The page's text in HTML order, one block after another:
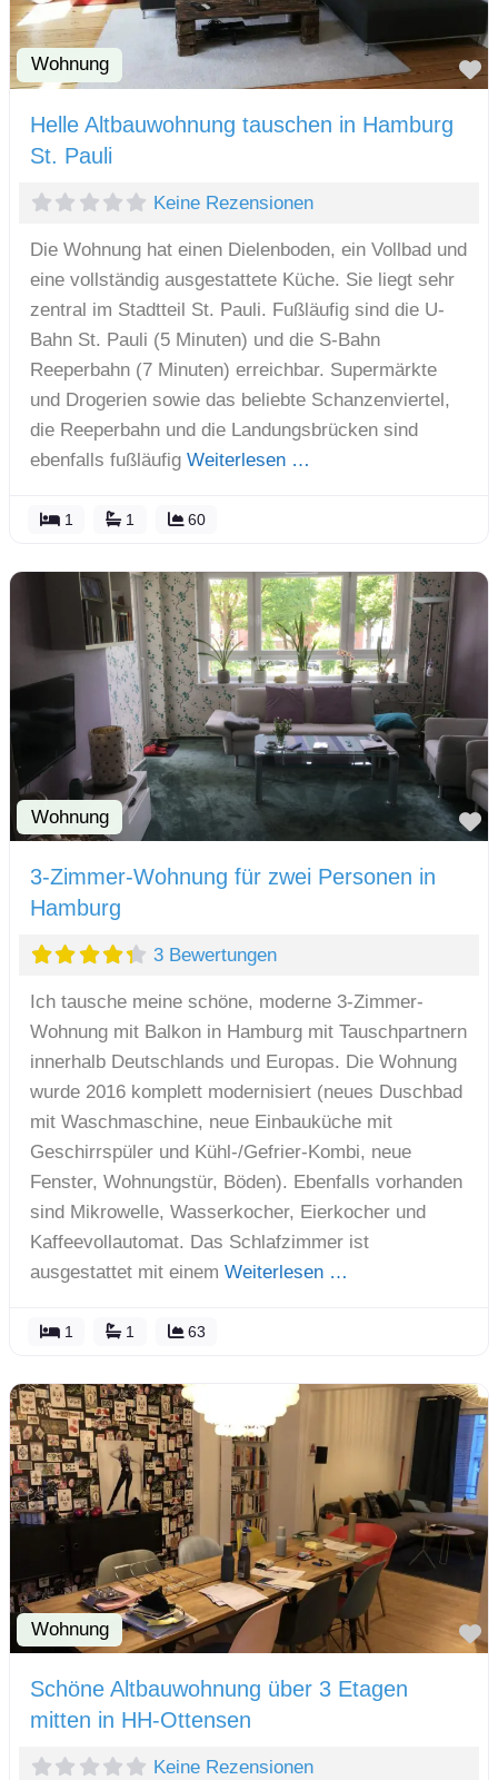
Wohnung
Helle Altbauwohnung tauschen in Hamburg
St. Pauli
Keine Rezensionen
Die Wohnung hat einen Dielenboden, ein Vollbad und
eine vollständig ausgestattete Küche. Sie liegt sehr
zentral im Stadtteil St. Pauli. Fußläufig sind die U-
Bahn St. Pauli (5 Minuten) und die S-Bahn
Reeperbahn (7 Minuten) erreichbar. Supermärkte
und Drogerien sowie das beliebte Schanzenviertel,
die Reeperbahn und die Landungsbrücken sind
ebenfalls fußläufig Weiterlesen …
1 1 60
Wohnung
3-Zimmer-Wohnung für zwei Personen in
Hamburg
3 Bewertungen
Ich tausche meine schöne, moderne 3-Zimmer-
Wohnung mit Balkon in Hamburg mit Tauschpartnern
innerhalb Deutschlands und Europas. Die Wohnung
wurde 2016 komplett modernisiert (neues Duschbad
mit Waschmaschine, neue Einbauküche mit
Geschirrspüler und Kühl-/Gefrier-Kombi, neue
Fenster, Wohnungstür, Böden). Ebenfalls vorhanden
sind Mikrowelle, Wasserkocher, Eierkocher und
Kaffeevollautomat. Das Schlafzimmer ist
ausgestattet mit einem Weiterlesen …
1 1 63
Wohnung
Schöne Altbauwohnung über 3 Etagen
mitten in HH-Ottensen
Keine Rezensionen